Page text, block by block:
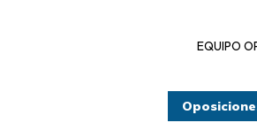
EQUIPO